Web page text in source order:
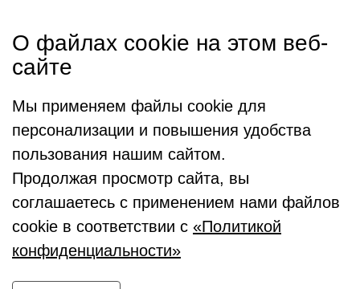
О файлах cookie на этом веб-
сайте
Мы применяем файлы cookie для
персонализации и повышения удобства
пользования нашим сайтом.
Продолжая просмотр сайта, вы
соглашаетесь с применением нами файлов
cookie в соответствии с «Политикой
конфиденциальности»